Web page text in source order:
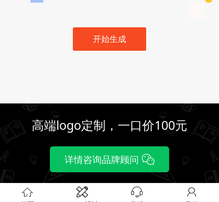
开始生成
高端logo定制，一口价100元
详情咨询品牌顾问